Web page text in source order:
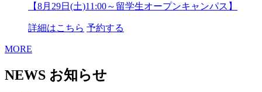
【8月29日(土)11:00～留学生オープンキャンパス】
詳細はこちら 予約する
MORE
NEWS お知らせ